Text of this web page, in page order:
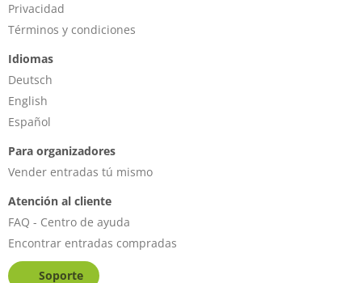
Privacidad
Términos y condiciones
Idiomas
Deutsch
English
Español
Para organizadores
Vender entradas tú mismo
Atención al cliente
FAQ - Centro de ayuda
Encontrar entradas compradas
Soporte